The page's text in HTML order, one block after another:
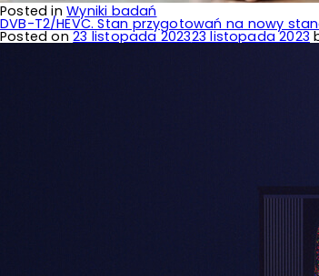
Posted inWyniki badań
DVB-T2/HEVC. Stan przygotowań na nowy
Posted on23 listopada 202323 listopada 2023